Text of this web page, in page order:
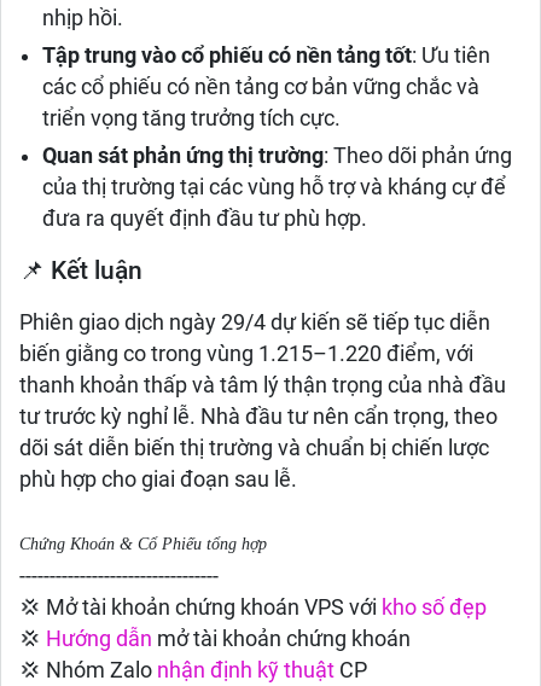
nhịp hồi.​
Tập trung vào cổ phiếu có nền tảng tốt: Ưu tiên
các cổ phiếu có nền tảng cơ bản vững chắc và
triển vọng tăng trưởng tích cực.​
Quan sát phản ứng thị trường: Theo dõi phản ứng
của thị trường tại các vùng hỗ trợ và kháng cự để
đưa ra quyết định đầu tư phù hợp.
📌 Kết luận
Phiên giao dịch ngày 29/4 dự kiến sẽ tiếp tục diễn
biến giằng co trong vùng 1.215–1.220 điểm, với
thanh khoản thấp và tâm lý thận trọng của nhà đầu
tư trước kỳ nghỉ lễ. Nhà đầu tư nên cẩn trọng, theo
dõi sát diễn biến thị trường và chuẩn bị chiến lược
phù hợp cho giai đoạn sau lễ.
Chứng Khoán & Cổ Phiếu tổng hợp
---------------------------------
💢 Mở tài khoản chứng khoán VPS với kho số đẹp
💢 Hướng dẫn mở tài khoản chứng khoán
💢 Nhóm Zalo nhận định kỹ thuật CP